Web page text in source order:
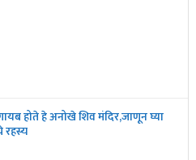
होते हे अनोखे शिव मंदिर,जाणून घ्या
रहस्य